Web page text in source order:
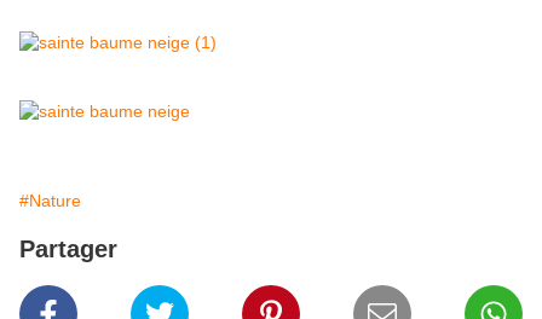
#Nature
Partager